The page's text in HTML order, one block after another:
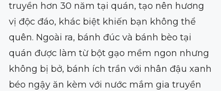
truyền hơn 30 năm tại quán, tạo nên hương
vị độc đáo, khác biệt khiến bạn không thể
quên. Ngoài ra, bánh đúc và bánh bèo tại
quán được làm từ bột gạo mềm ngon nhưng
không bị bở, bánh ích trần với nhân đậu xanh
béo ngậy ăn kèm với nước mắm gia truyền